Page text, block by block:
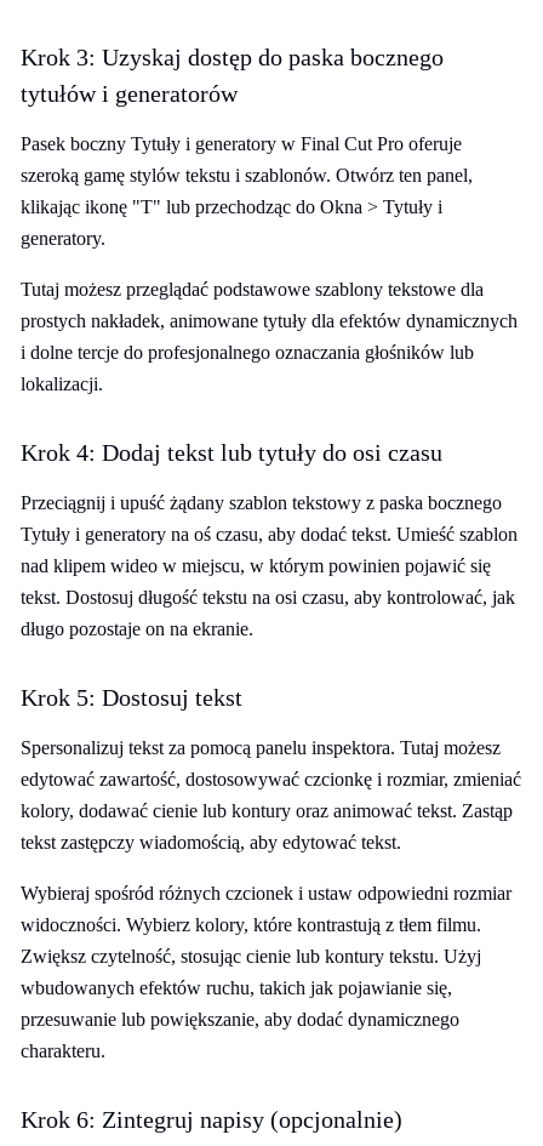
Krok 3: Uzyskaj dostęp do paska bocznego
tytułów i generatorów
Pasek boczny Tytuły i generatory w Final Cut Pro oferuje
szeroką gamę stylów tekstu i szablonów. Otwórz ten panel,
klikając ikonę "T" lub przechodząc do Okna > Tytuły i
generatory.
Tutaj możesz przeglądać podstawowe szablony tekstowe dla
prostych nakładek, animowane tytuły dla efektów dynamicznych
i dolne tercje do profesjonalnego oznaczania głośników lub
lokalizacji.
Krok 4: Dodaj tekst lub tytuły do osi czasu
Przeciągnij i upuść żądany szablon tekstowy z paska bocznego
Tytuły i generatory na oś czasu, aby dodać tekst. Umieść szablon
nad klipem wideo w miejscu, w którym powinien pojawić się
tekst. Dostosuj długość tekstu na osi czasu, aby kontrolować, jak
długo pozostaje on na ekranie.
Krok 5: Dostosuj tekst
Spersonalizuj tekst za pomocą panelu inspektora. Tutaj możesz
edytować zawartość, dostosowywać czcionkę i rozmiar, zmieniać
kolory, dodawać cienie lub kontury oraz animować tekst. Zastąp
tekst zastępczy wiadomością, aby edytować tekst.
Wybieraj spośród różnych czcionek i ustaw odpowiedni rozmiar
widoczności. Wybierz kolory, które kontrastują z tłem filmu.
Zwiększ czytelność, stosując cienie lub kontury tekstu. Użyj
wbudowanych efektów ruchu, takich jak pojawianie się,
przesuwanie lub powiększanie, aby dodać dynamicznego
charakteru.
Krok 6: Zintegruj napisy (opcjonalnie)